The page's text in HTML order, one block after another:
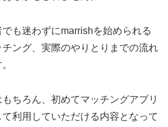
も迷わずにmarrishを始められる
ング、実際のやりとりまでの流れ
ちろん、初めてマッチングアプリ
利用していただける内容となって